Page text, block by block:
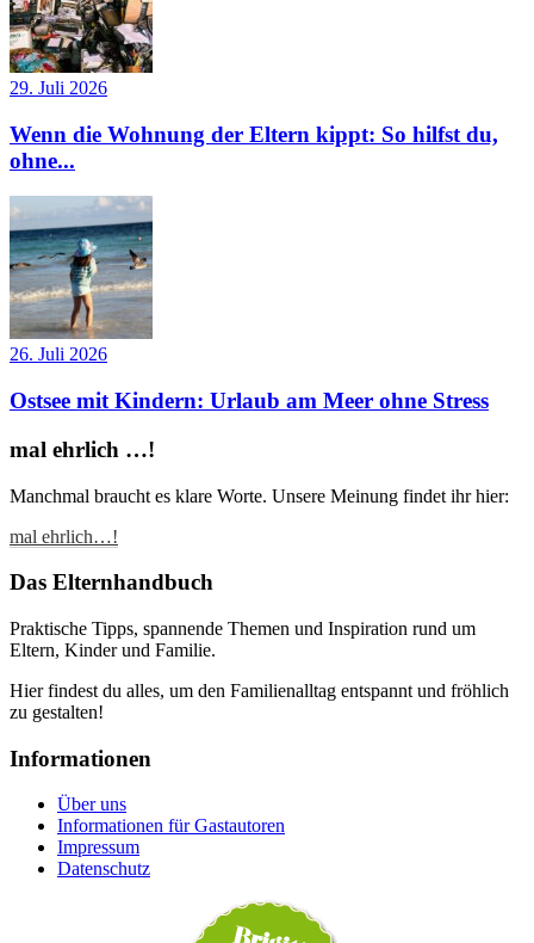
29. Juli 2026
Wenn die Wohnung der Eltern kippt: So hilfst du,
ohne...
26. Juli 2026
Ostsee mit Kindern: Urlaub am Meer ohne Stress
mal ehrlich …!
Manchmal braucht es klare Worte. Unsere Meinung findet ihr hier:
mal ehrlich…!
Das Elternhandbuch
Praktische Tipps, spannende Themen und Inspiration rund um
Eltern, Kinder und Familie.
Hier findest du alles, um den Familienalltag entspannt und fröhlich
zu gestalten!
Informationen
Über uns
Informationen für Gastautoren
Impressum
Datenschutz